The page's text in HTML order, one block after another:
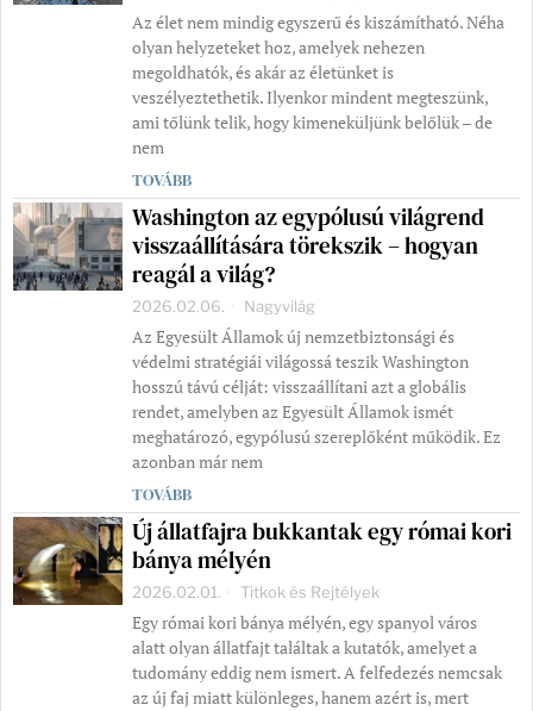
Az élet nem mindig egyszerű és kiszámítható. Néha
olyan helyzeteket hoz, amelyek nehezen
megoldhatók, és akár az életünket is
veszélyeztethetik. Ilyenkor mindent megteszünk,
ami tőlünk telik, hogy kimeneküljünk belőlük – de
nem
TOVÁBB
Washington az egypólusú világrend
visszaállítására törekszik – hogyan
reagál a világ?
2026.02.06. Nagyvilág
Az Egyesült Államok új nemzetbiztonsági és
védelmi stratégiái világossá teszik Washington
hosszú távú célját: visszaállítani azt a globális
rendet, amelyben az Egyesült Államok ismét
meghatározó, egypólusú szereplőként működik. Ez
azonban már nem
TOVÁBB
Új állatfajra bukkantak egy római kori
bánya mélyén
2026.02.01. Titkok és Rejtélyek
Egy római kori bánya mélyén, egy spanyol város
alatt olyan állatfajt találtak a kutatók, amelyet a
tudomány eddig nem ismert. A felfedezés nemcsak
az új faj miatt különleges, hanem azért is, mert